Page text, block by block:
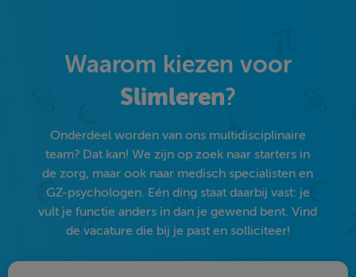
Waarom kiezen voor
Slimleren?
Onderdeel worden van ons multidisciplinaire
team? Dat kan! We zijn op zoek naar starters in
de zorg, maar ook naar medisch specialisten en
GZ-psychologen. Eén ding staat daarbij vast: je
vult je functie anders in dan je gewend bent. Vind
de vacature die bij je past en solliciteer!